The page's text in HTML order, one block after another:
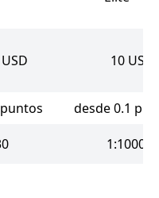
USD 10 USD
desde 0.1
1:1000